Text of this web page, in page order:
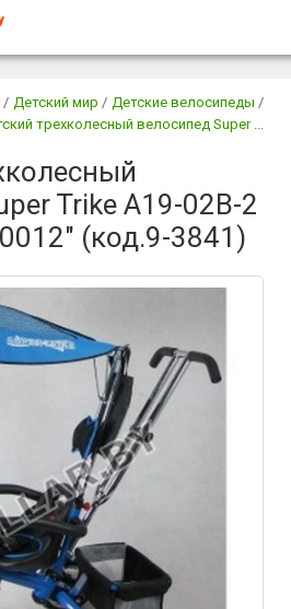
33
77
/ Детский мир / Детские велосипеды /
трехколесный велосипед Super ...
Trike A19-02B-2
(код.9-3841)